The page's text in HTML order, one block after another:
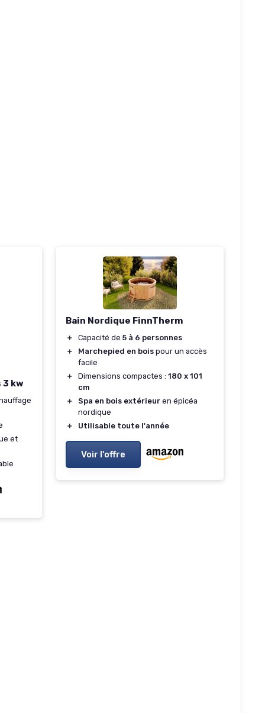
3 kw
et
Bain Nordique FinnTherm
＋ Capacité de 5 à 6 personnes
＋
Marchepied en bois pour un accès
facile
＋
Dimensions compactes : 180 x 101
cm
＋
Spa en bois extérieur en épicéa
nordique
＋
Utilisable toute l'année
Voir l'offre